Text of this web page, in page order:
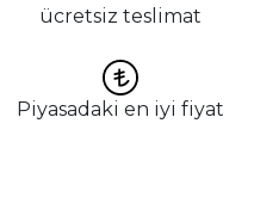
ücretsiz teslimat
Piyasadaki en iyi fiyat